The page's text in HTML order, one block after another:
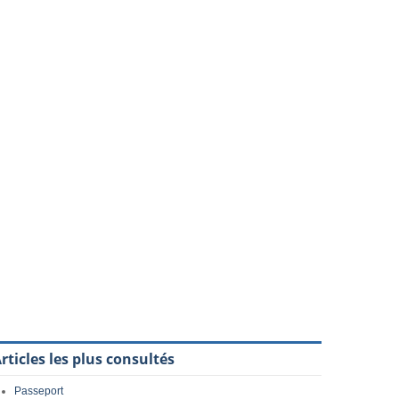
les plus consultés
Passeport